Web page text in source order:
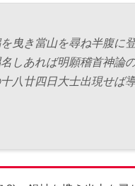
曳き當山を尋ね半腹に
しあれば明願稽首神論
八廿四日大士出現せば